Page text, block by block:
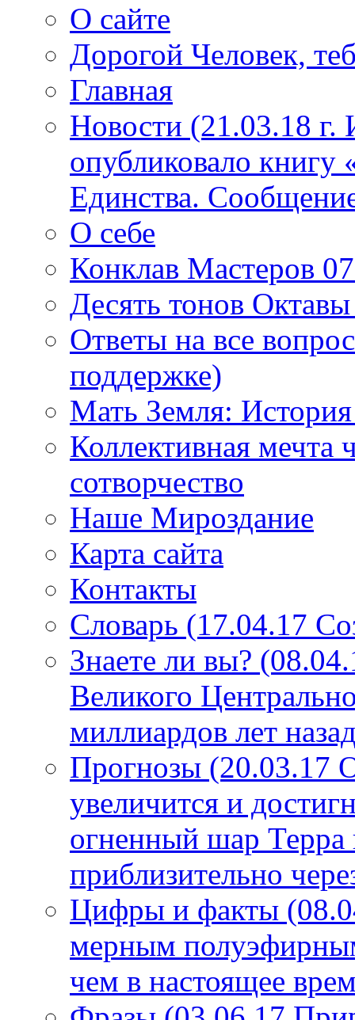
О сайте
Дорогой Человек,
Главная
Новости (21.03.18 г.
опубликовало книгу
Единства.
О себе
Конклав Мастеров
Десять тонов
Ответы на все
поддержке)
Мать Земля: История
Коллективная мечта
сотворчество
Наше Мироздание
Карта сайта
Контакты
Словарь (17.04.17
Знаете ли вы?
Великого
миллиардов лет
Прогнозы (20.03.17
увеличится и
огненный шар Терра
приблизительно
Цифры и факты
мерным
чем в настоящее